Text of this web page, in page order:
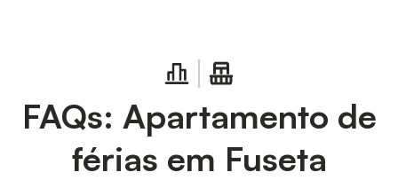
FAQs: Apartamento de
férias em Fuseta